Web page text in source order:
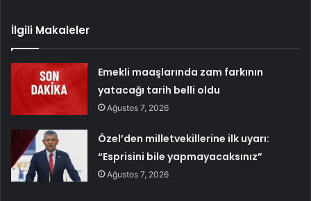
İlgili Makaleler
Emekli maaşlarında zam farkının
yatacağı tarih belli oldu
Ağustos 7, 2026
Özel’den milletvekillerine ilk uyarı:
“Esprisini bile yapmayacaksınız”
Ağustos 7, 2026